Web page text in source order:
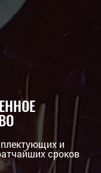
и
сроков